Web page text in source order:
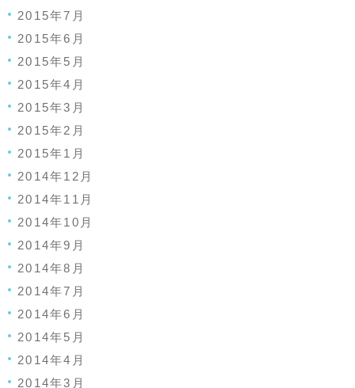
2015年7月
2015年6月
2015年5月
2015年4月
2015年3月
2015年2月
2015年1月
2014年12月
2014年11月
2014年10月
2014年9月
2014年8月
2014年7月
2014年6月
2014年5月
2014年4月
2014年3月